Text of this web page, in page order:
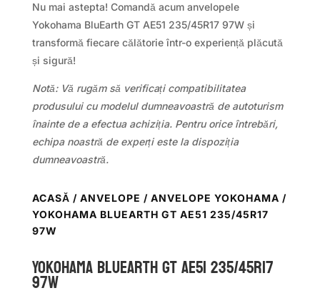
Nu mai astepta! Comandă acum anvelopele
Yokohama BluEarth GT AE51 235/45R17 97W și
transformă fiecare călătorie într-o experiență plăcută
și sigură!
Notă: Vă rugăm să verificați compatibilitatea
produsului cu modelul dumneavoastră de autoturism
înainte de a efectua achiziția. Pentru orice întrebări,
echipa noastră de experți este la dispoziția
dumneavoastră.
ACASĂ / ANVELOPE / ANVELOPE YOKOHAMA /
YOKOHAMA BLUEARTH GT AE51 235/45R17
97W
Yokohama BLUEARTH GT AE51 235/45R17
97W